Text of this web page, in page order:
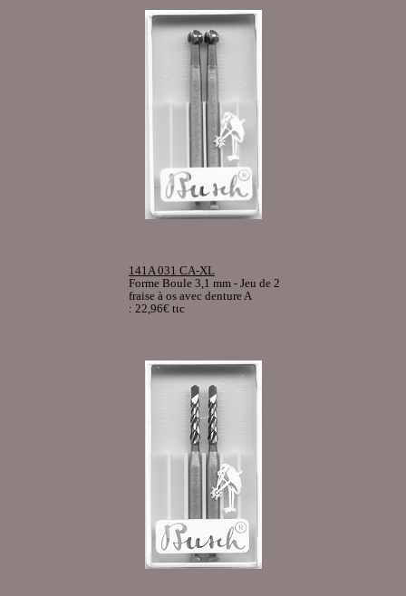
141A 031 CA-XL
Forme Boule 3,1 mm - Jeu de 2
fraise à os avec denture A
: 22,96€ ttc